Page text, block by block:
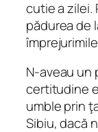
cutie a zilei.
pădurea de
N‑aveau
certitudine
umble prin
Sibiu, dacă